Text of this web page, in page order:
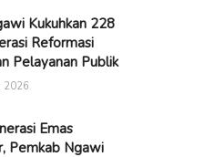
Kukuhkan 228
Reformasi
Pelayanan Publik
2026
Emas
Pemkab Ngawi